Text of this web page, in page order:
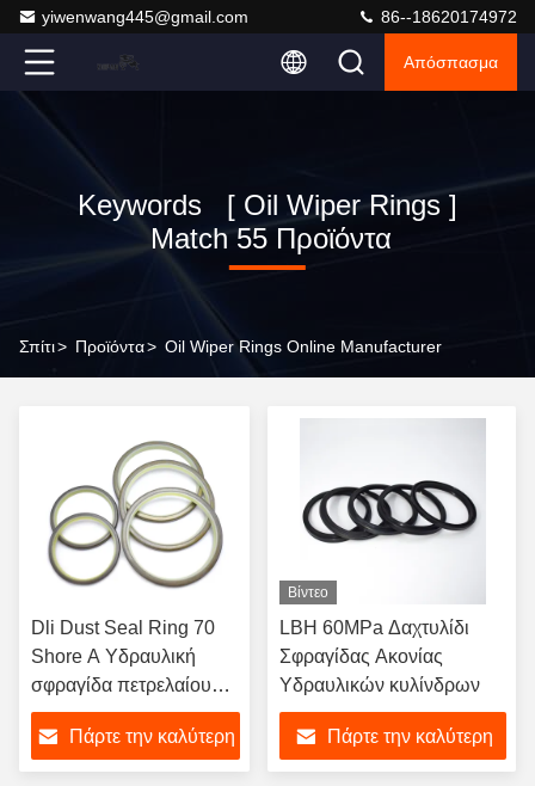
yiwenwang445@gmail.com 86--18620174972
Απόσπασμα
Keywords [ Oil Wiper Rings ]
Match 55 Προϊόντα
Σπίτι> Προϊόντα> Oil Wiper Rings Online Manufacturer
Dli Dust Seal Ring 70
Shore A Υδραυλική
σφραγίδα πετρελαίου
κυλίνδρου Σφραγίδα
πετρελαίου PU
δαχτυλίδια σκούπισης
Πάρτε την καλύτερη
Βίντεο
LBH 60MPa Δαχτυλίδι
Σφραγίδας Ακονίας
Υδραυλικών κυλίνδρων
Πάρτε την καλύτερη